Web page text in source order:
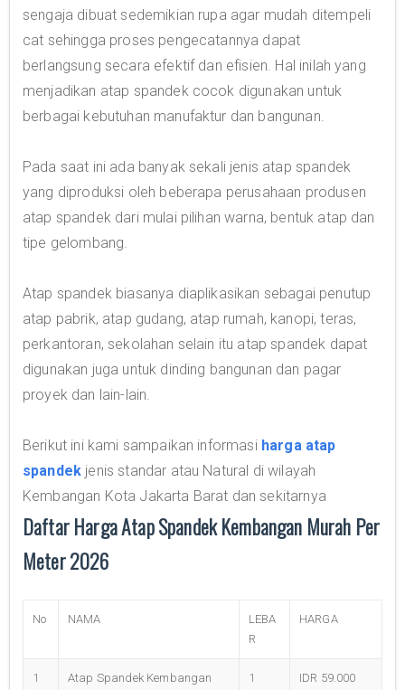
sengaja dibuat sedemikian rupa agar mudah ditempeli
cat sehingga proses pengecatannya dapat
berlangsung secara efektif dan efisien. Hal inilah yang
menjadikan atap spandek cocok digunakan untuk
berbagai kebutuhan manufaktur dan bangunan.
Pada saat ini ada banyak sekali jenis atap spandek
yang diproduksi oleh beberapa perusahaan produsen
atap spandek dari mulai pilihan warna, bentuk atap dan
tipe gelombang.
Atap spandek biasanya diaplikasikan sebagai penutup
atap pabrik, atap gudang, atap rumah, kanopi, teras,
perkantoran, sekolahan selain itu atap spandek dapat
digunakan juga untuk dinding bangunan dan pagar
proyek dan lain-lain.
Berikut ini kami sampaikan informasi harga atap
spandek jenis standar atau Natural di wilayah
Kembangan Kota Jakarta Barat dan sekitarnya
Daftar Harga Atap Spandek Kembangan Murah Per
Meter 2026
No NAMA
LEBA
R
HARGA
1
Atap Spandek Kembangan
1
IDR 59.000